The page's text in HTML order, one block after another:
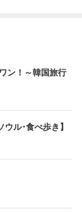
ン！～韓国旅行
ル･食べ歩き】